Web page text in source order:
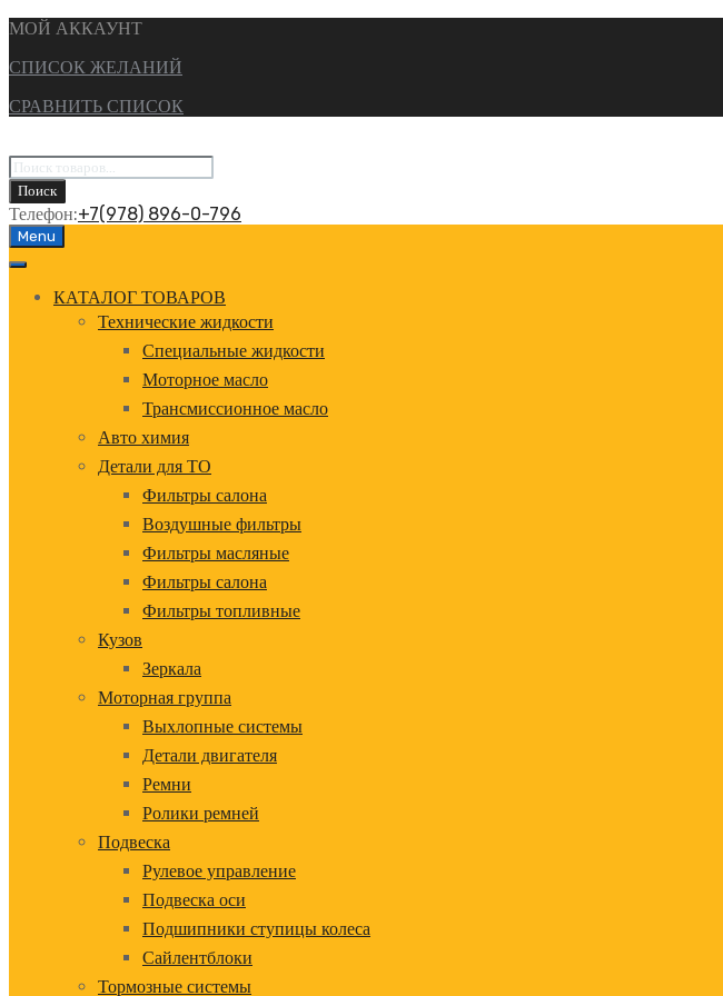
МОЙ АККАУНТ
СПИСОК ЖЕЛАНИЙ
СРАВНИТЬ СПИСОК
Поиск
товаров
Поиск
Телефон:+7(978) 896-0-796
Перейти
к
Menu
КАТАЛОГ ТОВАРОВ
Технические жидкости
Специальные жидкости
Моторное масло
Трансмиссионное масло
Авто химия
Детали для ТО
Фильтры салона
Воздушные фильтры
Фильтры масляные
Фильтры салона
Фильтры топливные
Кузов
Зеркала
Моторная группа
Выхлопные системы
Детали двигателя
Ремни
Ролики ремней
Подвеска
Рулевое управление
Подвеска оси
Подшипники ступицы колеса
Сайлентблоки
Тормозные системы